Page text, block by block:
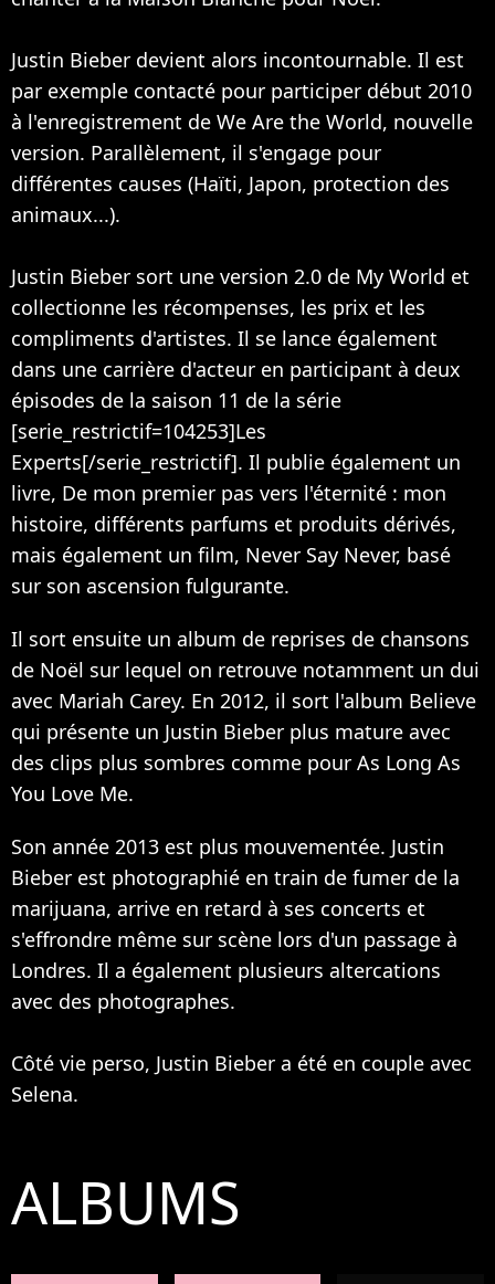
Justin Bieber devient alors incontournable. Il est
par exemple contacté pour participer début 2010
à l'enregistrement de We Are the World, nouvelle
version. Parallèlement, il s'engage pour
différentes causes (Haïti, Japon, protection des
animaux...).
Justin Bieber sort une version 2.0 de My World et
collectionne les récompenses, les prix et les
compliments d'artistes. Il se lance également
dans une carrière d'acteur en participant à deux
épisodes de la saison 11 de la série
[serie_restrictif=104253]Les
Experts[/serie_restrictif]. Il publie également un
livre, De mon premier pas vers l'éternité : mon
histoire, différents parfums et produits dérivés,
mais également un film, Never Say Never, basé
sur son ascension fulgurante.
Il sort ensuite un album de reprises de chansons
de Noël sur lequel on retrouve notamment un dui
avec Mariah Carey. En 2012, il sort l'album Believe
qui présente un Justin Bieber plus mature avec
des clips plus sombres comme pour As Long As
You Love Me.
Son année 2013 est plus mouvementée. Justin
Bieber est photographié en train de fumer de la
marijuana, arrive en retard à ses concerts et
s'effrondre même sur scène lors d'un passage à
Londres. Il a également plusieurs altercations
avec des photographes.
Côté vie perso, Justin Bieber a été en couple avec
Selena.
ALBUMS